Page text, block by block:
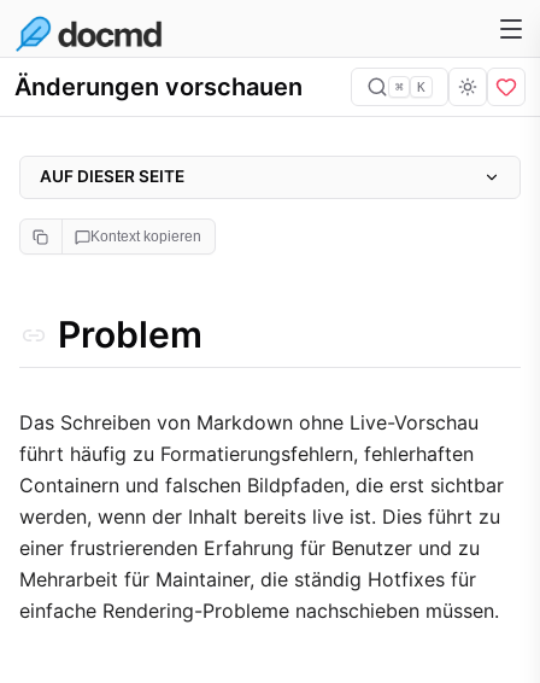
Änderungen vorschauen ⌘ K
Kontext kopieren
Problem
Das Schreiben von Markdown ohne Live-Vorschau
führt häufig zu Formatierungsfehlern, fehlerhaften
Containern und falschen Bildpfaden, die erst sichtbar
werden, wenn der Inhalt bereits live ist. Dies führt zu
einer frustrierenden Erfahrung für Benutzer und zu
Mehrarbeit für Maintainer, die ständig Hotfixes für
einfache Rendering-Probleme nachschieben müssen.
AUF DIESER SEITE
Problem
Warum es wichtig ist
Implementierung
2. Cloudbasierte Preview-Umgebungen
3. Gemeinsame Reviews mit Threads
Abwägungen